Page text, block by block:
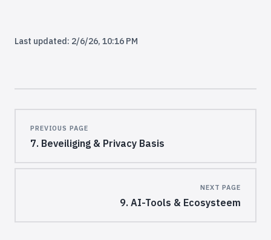
Last updated: 2/6/26, 10:16 PM
PREVIOUS PAGE
7. Beveiliging & Privacy Basis
NEXT PAGE
9. AI-Tools & Ecosysteem